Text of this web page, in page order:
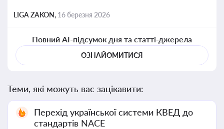
LIGA ZAKON, 16 березня 2026
Повний AI-підсумок дня та статті-джерела
ОЗНАЙОМИТИСЯ
Теми, які можуть вас зацікавити:
Перехід української системи КВЕД до
стандартів NACE